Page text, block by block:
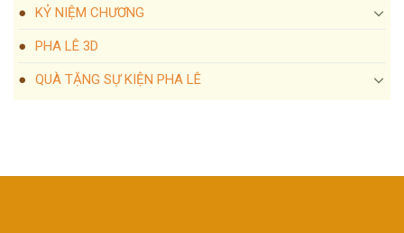
KỶ NIỆM CHƯƠNG
PHA LÊ 3D
QUÀ TẶNG SỰ KIỆN PHA LÊ